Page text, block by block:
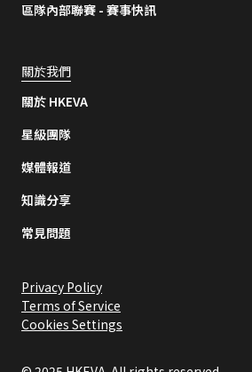
區隊內部聯賽 - 賽事快訊
關於我們
關於 HKEVA
星級團隊
媒體報道
知識分享
常見問題
Privacy Policy
Terms of Service
Cookies Settings